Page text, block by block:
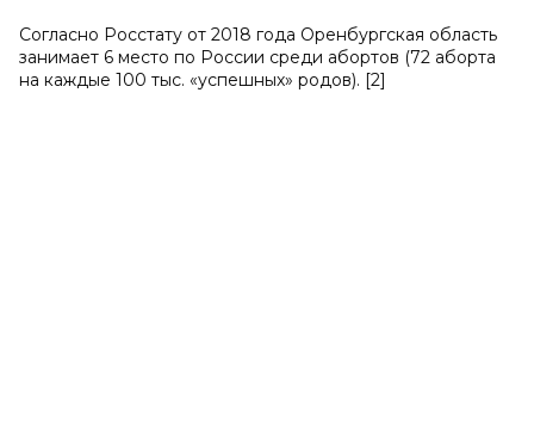
Согласно Росстату от 2018 года Оренбургская область
занимает 6 место по России среди абортов (72 аборта
на каждые 100 тыс. «успешных» родов). [2]